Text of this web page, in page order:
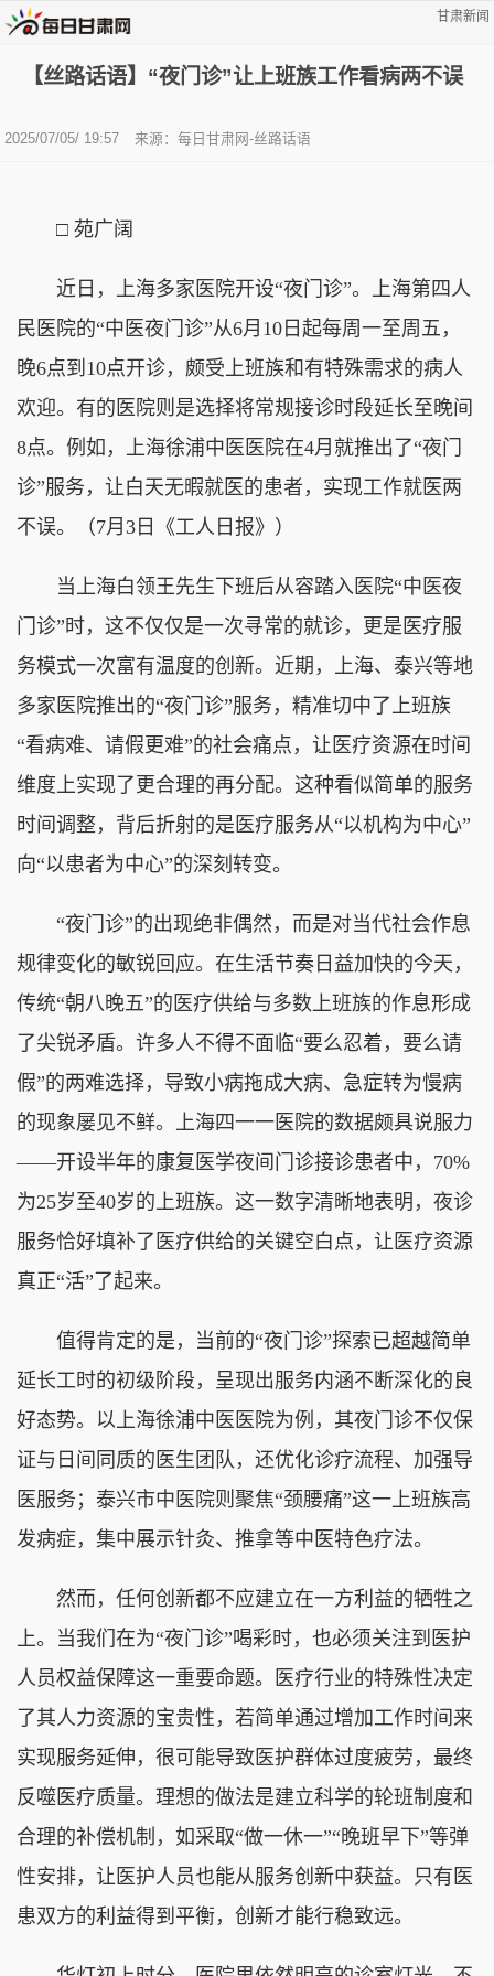
甘肃新闻
【丝路话语】“夜门诊”让上班族工作看病两不误
2025/07/05/ 19:57 来源： 每日甘肃网-丝路话语
□ 苑广阔
近日，上海多家医院开设“夜门诊”。上海第四人
民医院的“中医夜门诊”从6月10日起每周一至周五，
晚6点到10点开诊，颇受上班族和有特殊需求的病人
欢迎。有的医院则是选择将常规接诊时段延长至晚间
8点。例如，上海徐浦中医医院在4月就推出了“夜门
诊”服务，让白天无暇就医的患者，实现工作就医两
不误。（7月3日《工人日报》）
当上海白领王先生下班后从容踏入医院“中医夜
门诊”时，这不仅仅是一次寻常的就诊，更是医疗服
务模式一次富有温度的创新。近期，上海、泰兴等地
多家医院推出的“夜门诊”服务，精准切中了上班族
“看病难、请假更难”的社会痛点，让医疗资源在时间
维度上实现了更合理的再分配。这种看似简单的服务
时间调整，背后折射的是医疗服务从“以机构为中心”
向“以患者为中心”的深刻转变。
“夜门诊”的出现绝非偶然，而是对当代社会作息
规律变化的敏锐回应。在生活节奏日益加快的今天，
传统“朝八晚五”的医疗供给与多数上班族的作息形成
了尖锐矛盾。许多人不得不面临“要么忍着，要么请
假”的两难选择，导致小病拖成大病、急症转为慢病
的现象屡见不鲜。上海四一一医院的数据颇具说服力
——开设半年的康复医学夜间门诊接诊患者中，70%
为25岁至40岁的上班族。这一数字清晰地表明，夜诊
服务恰好填补了医疗供给的关键空白点，让医疗资源
真正“活”了起来。
值得肯定的是，当前的“夜门诊”探索已超越简单
延长工时的初级阶段，呈现出服务内涵不断深化的良
好态势。以上海徐浦中医医院为例，其夜门诊不仅保
证与日间同质的医生团队，还优化诊疗流程、加强导
医服务；泰兴市中医院则聚焦“颈腰痛”这一上班族高
发病症，集中展示针灸、推拿等中医特色疗法。
然而，任何创新都不应建立在一方利益的牺牲之
上。当我们在为“夜门诊”喝彩时，也必须关注到医护
人员权益保障这一重要命题。医疗行业的特殊性决定
了其人力资源的宝贵性，若简单通过增加工作时间来
实现服务延伸，很可能导致医护群体过度疲劳，最终
反噬医疗质量。理想的做法是建立科学的轮班制度和
合理的补偿机制，如采取“做一休一”“晚班早下”等弹
性安排，让医护人员也能从服务创新中获益。只有医
患双方的利益得到平衡，创新才能行稳致远。